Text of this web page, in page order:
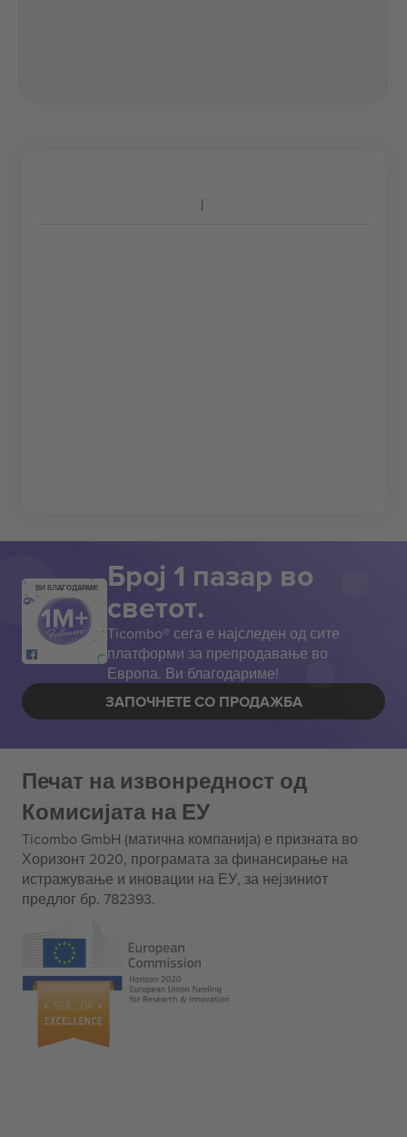
ВИ БЛАГОДАРАМ! Број 1 пазар во
светот.
Ticombo® сега е најследен од сите
платформи за препродавање во
Европа. Ви благодариме!
ЗАПОЧНЕТЕ СО ПРОДАЖБА
Печат на извонредност од
Комисијата на ЕУ
Ticombo GmbH (матична компанија) е призната во
Хоризонт 2020, програмата за финансирање на
истражување и иновации на ЕУ, за нејзиниот
предлог бр. 782393.